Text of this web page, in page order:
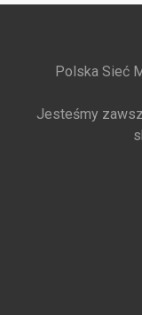
Polska Sieć
Jesteśmy